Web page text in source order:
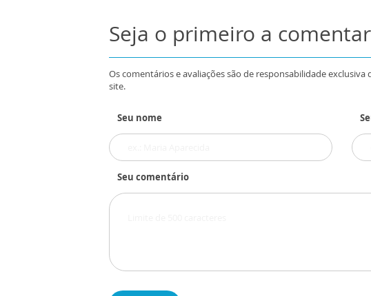
Seja o primeiro a comentar
Os comentários e avaliações são de responsabilidade
site.
Seu nome
Seu comentário